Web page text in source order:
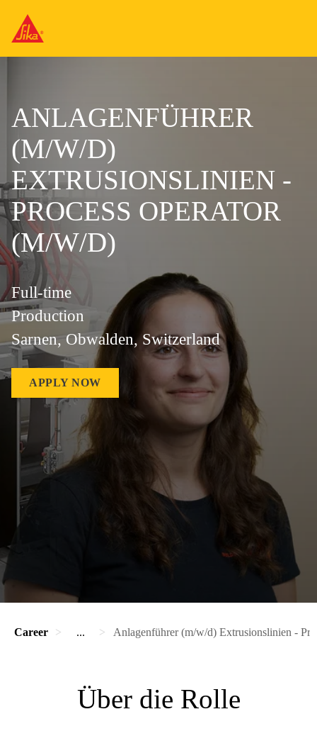
ANLAGENFÜHRER
(M/W/D)
EXTRUSIONSLINIEN -
PROCESS OPERATOR
(M/W/D)
Full-time
Production
Sarnen, Obwalden, Switzerland
APPLY NOW
Career ... Anlagenführer (m/w/d) Extrusionslinien -
Über die Rolle